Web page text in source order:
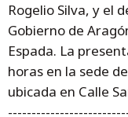
Rogelio Silva, y el
Gobierno de
Espada. La
horas en la sede
ubicada en Calle